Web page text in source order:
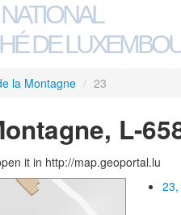
DE
la Montagne / 23
L-
it in http://map.geoportal.lu